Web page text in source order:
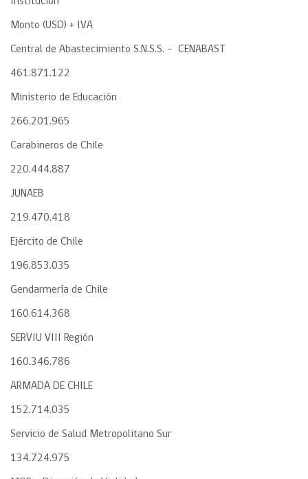
Monto (USD) + IVA
Central de Abastecimiento S.N.S.S. – CENABAST
461.871.122
Ministerio de Educación
266.201.965
Carabineros de Chile
220.444.887
JUNAEB
219.470.418
Ejército de Chile
196.853.035
Gendarmería de Chile
160.614.368
SERVIU VIII Región
160.346.786
ARMADA DE CHILE
152.714.035
Servicio de Salud Metropolitano Sur
134.724.975